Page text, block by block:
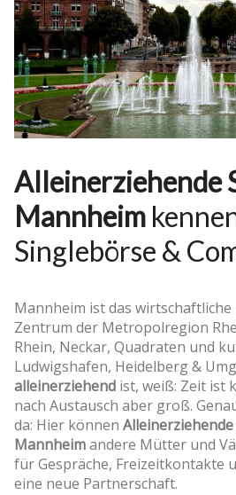
Rechte
Alleinerziehende
Mannheim
Singlebörse &
Mannheim ist das
Zentrum der Metropolregion
Rhein, Neckar, Quadraten und
Ludwigshafen, Heidelberg &
alleinerziehend ist, weiß: Zeit ist
nach Austausch aber groß.
da: Hier können
Mannheimandere Mütter und
für Gespräche, Freizeitkontakte
eine neue Partnerschaft.